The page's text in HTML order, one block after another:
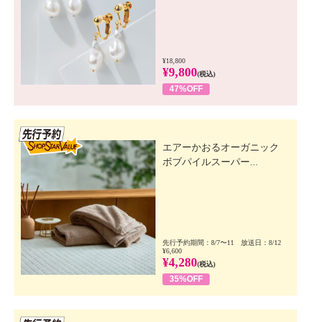
¥18,800
¥9,800(税込)
47%OFF
エアーかおるオーガニック
ボブパイルスーパー...
先行予約期間：8/7〜11 放送日：8/12
¥6,600
¥4,280(税込)
35%OFF